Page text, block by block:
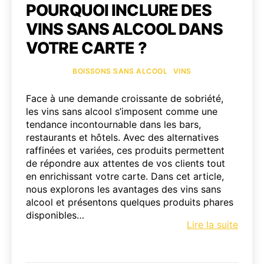
POURQUOI INCLURE DES
VINS SANS ALCOOL DANS
VOTRE CARTE ?
CatégoriesBOISSONS SANS ALCOOL VINS
Face à une demande croissante de sobriété,
les vins sans alcool s’imposent comme une
tendance incontournable dans les bars,
restaurants et hôtels. Avec des alternatives
raffinées et variées, ces produits permettent
de répondre aux attentes de vos clients tout
en enrichissant votre carte. Dans cet article,
nous explorons les avantages des vins sans
alcool et présentons quelques produits phares
disponibles…
Lire la suite